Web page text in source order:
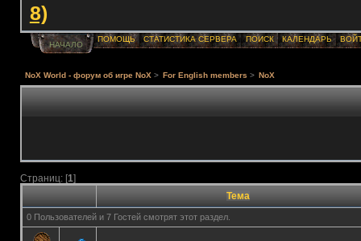
8)
НАЧАЛО
ПОМОЩЬ СТАТИСТИКА СЕРВЕРА ПОИСК КАЛЕНДАРЬ
NoX World - форум об игре NoX > For English members > NoX
Страниц: [1]
Тема
0 Пользователей и 7 Гостей смотрят этот раздел.